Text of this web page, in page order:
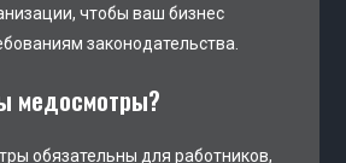
чтобы ваш бизнес
законодательства.
медосмотры?
обязательны для работников,